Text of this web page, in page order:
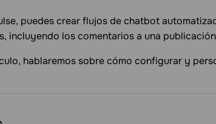
puedes crear flujos de chatbot
incluyendo los comentarios a una
hablaremos sobre cómo configurar y